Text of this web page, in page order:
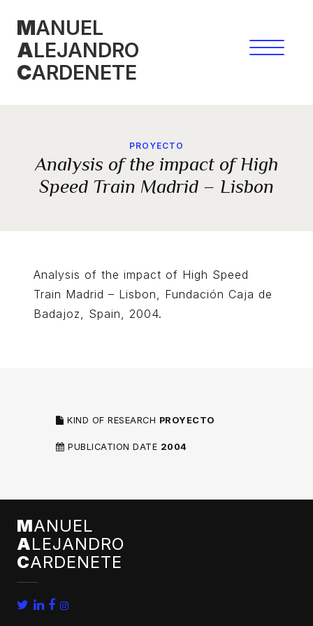
content
MANUEL
ALEJANDRO
CARDENETE
PROYECTO
Analysis of the impact of High
Speed Train Madrid – Lisbon
Analysis of the impact of High Speed
Train Madrid – Lisbon, Fundación Caja de
Badajoz, Spain, 2004.
KIND OF RESEARCH PROYECTO
PUBLICATION DATE 2004
MANUEL
ALEJANDRO
CARDENETE